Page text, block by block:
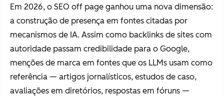
Em 2026, o SEO off page ganhou uma nova dimensão:
a construção de presença em fontes citadas por
mecanismos de IA. Assim como backlinks de sites com
autoridade passam credibilidade para o Google,
menções de marca em fontes que os LLMs usam como
referência — artigos jornalísticos, estudos de caso,
avaliações em diretórios, respostas em fóruns —